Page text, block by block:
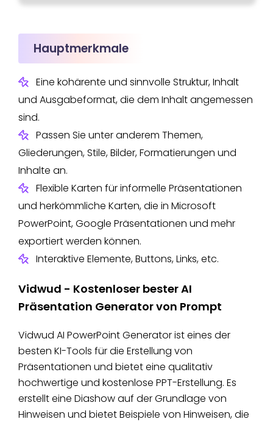
Hauptmerkmale
Eine kohärente und sinnvolle Struktur, Inhalt
und Ausgabeformat, die dem Inhalt angemessen
sind.
Passen Sie unter anderem Themen,
Gliederungen, Stile, Bilder, Formatierungen und
Inhalte an.
Flexible Karten für informelle Präsentationen
und herkömmliche Karten, die in Microsoft
PowerPoint, Google Präsentationen und mehr
exportiert werden können.
Interaktive Elemente, Buttons, Links, etc.
Vidwud - Kostenloser bester AI
Präsentation Generator von Prompt
Vidwud AI PowerPoint Generator ist eines der
besten KI-Tools für die Erstellung von
Präsentationen und bietet eine qualitativ
hochwertige und kostenlose PPT-Erstellung. Es
erstellt eine Diashow auf der Grundlage von
Hinweisen und bietet Beispiele von Hinweisen, die